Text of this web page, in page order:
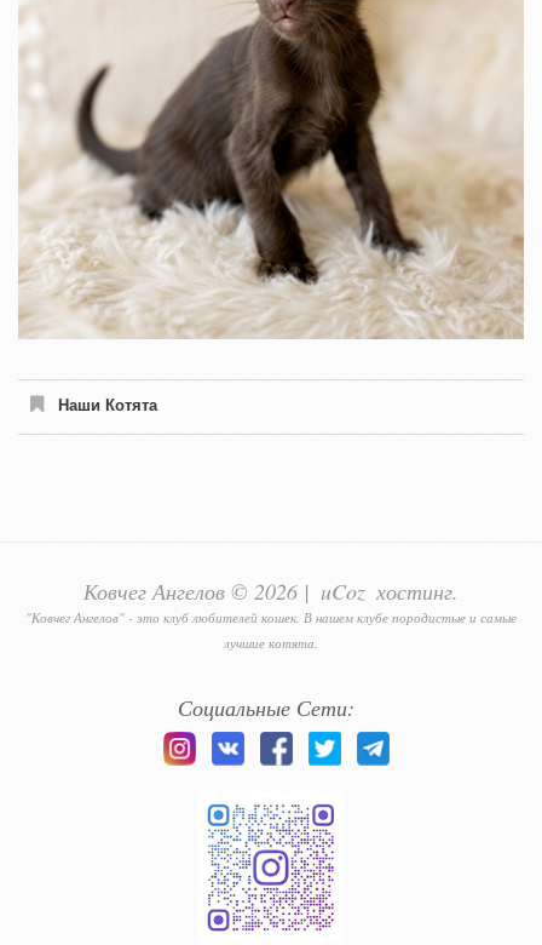
Наши Котята
Ковчег Ангелов © 2026 | uCoz хостинг.
"Ковчег Ангелов" - это клуб любителей кошек. В нашем клубе породистые и самые
лучшие котята.
Социальные Сети: